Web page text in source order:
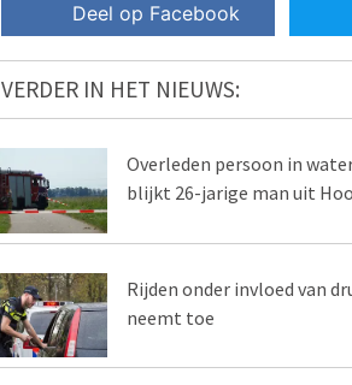
Deel op Facebook
VERDER IN HET NIEUWS:
Overleden persoon in
blijkt 26-jarige man uit
Rijden onder invloed van
neemt toe